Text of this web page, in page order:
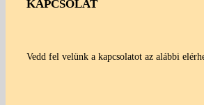
KAPCSOLAT
Vedd fel velünk a kapcsolatot az alábbi